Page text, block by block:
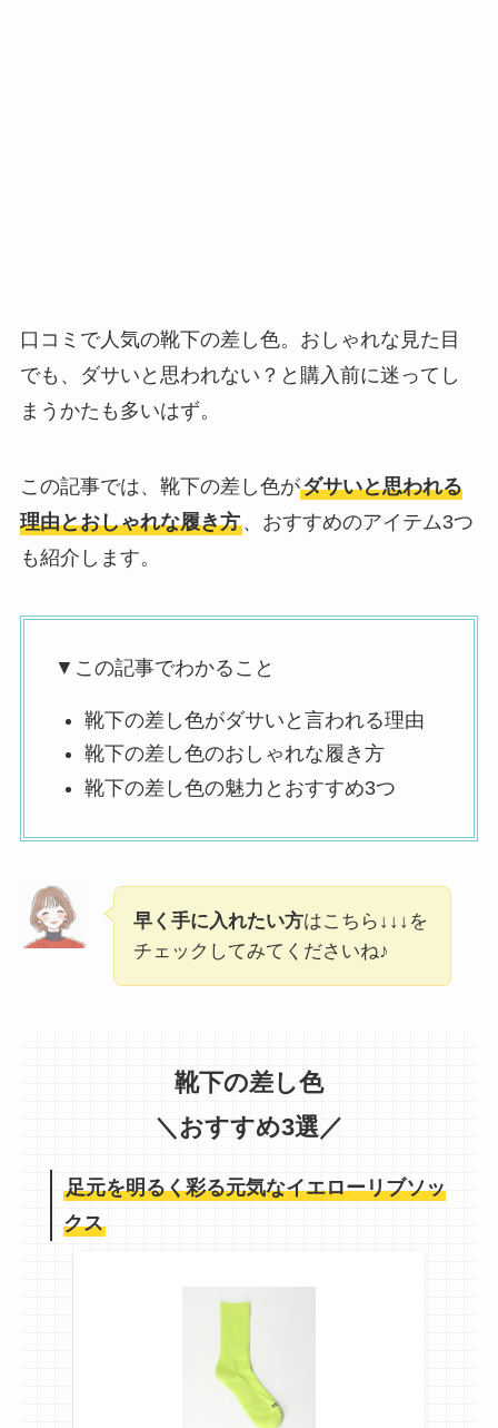
口コミで人気の靴下の差し色。おしゃれな見た目
でも、ダサいと思われない？と購入前に迷ってし
まうかたも多いはず。
この記事では、靴下の差し色がダサいと思われる
理由とおしゃれな履き方、おすすめのアイテム3つ
も紹介します。
▼この記事でわかること
靴下の差し色がダサいと言われる理由
靴下の差し色のおしゃれな履き方
靴下の差し色の魅力とおすすめ3つ
早く手に入れたい方はこちら↓↓↓を
チェックしてみてくださいね♪
靴下の差し色
＼おすすめ3選／
足元を明るく彩る元気なイエローリブソッ
クス